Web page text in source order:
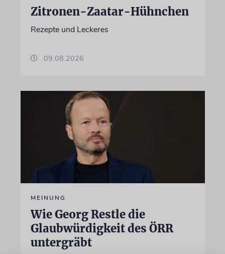
Zitronen-Zaatar-Hühnchen
Rezepte und Leckeres
09.08.2026
MEINUNG
Wie Georg Restle die
Glaubwürdigkeit des ÖRR
untergräbt